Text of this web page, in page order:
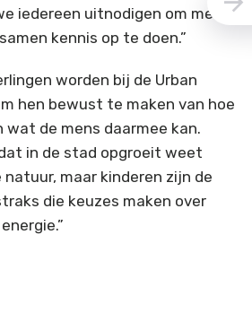
iedereen uitnodigen om mee
kennis op te doen.”
worden bij de Urban
hen bewust te maken van hoe
de mens daarmee kan.
in de stad opgroeit weet
maar kinderen zijn de
die keuzes maken over